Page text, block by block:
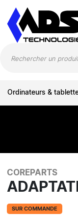
Ordinateurs &
COREPARTS
SUR COMMANDE